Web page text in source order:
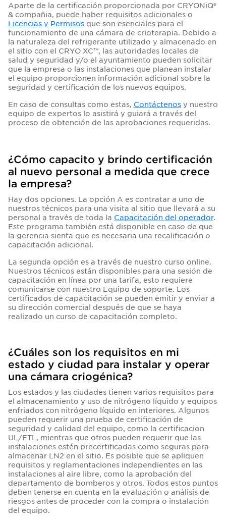
Aparte de la certificación proporcionada por CRYONiQ®
& compañia, puede haber requisitos adicionales o
Licencias y Permisosque son esenciales para el
funcionamiento de una cámara de crioterapia. Debido a
la naturaleza del refrigerante utilizado y almacenado en
el sitio con el CRYO XC™, las autoridades locales de
salud y seguridad y/o el ayuntamiento pueden solicitar
que la empresa o las instalaciones que planean instalar
el equipo proporcionen información adicional sobre la
seguridad y certificación de los nuevos equipos.
En caso de consultas como estas, Contáctenosy nuestro
equipo de expertos lo asistirá y guiará a través del
proceso de obtención de las aprobaciones requeridas.
¿Cómo capacito y brindo certificación
al nuevo personal a medida que crece
la empresa?
Hay dos opciones. La opción A es contratar a uno de
nuestros técnicos para una visita al sitio que llevará a su
personal a través de toda la Capacitación del operador.
Este programa también está disponible en caso de que
la gerencia sienta que es necesaria una recalificación o
capacitación adicional.
La segunda opción es a través de nuestro curso online.
Nuestros técnicos están disponibles para una sesión de
capacitación en línea por una tarifa, esto requiere
comunicarse con nuestro Equipo de soporte. Los
certificados de capacitación se pueden emitir y enviar a
su dirección comercial después de que se haya
realizado un curso de capacitación completo.
¿Cuáles son los requisitos en mi
estado y ciudad para instalar y operar
una cámara criogénica?
Los estados y las ciudades tienen varios requisitos para
el almacenamiento y uso de nitrógeno líquido y equipos
enfriados con nitrógeno líquido en interiores. Algunos
pueden requerir una prueba de certificación de
seguridad y calidad del equipo, como la certificacion
UL/ETL, mientras que otros pueden requerir que las
instalaciones estén precertificadas como seguras para
almacenar LN2 en el sitio. Es posible que se apliquen
requisitos y reglamentaciones independientes en las
instalaciones al aire libre, como la aprobación del
departamento de bomberos y otros. Todos estos puntos
deben tenerse en cuenta en la evaluación o análisis de
riesgos antes de proceder con la compra o instalación
del equipo.